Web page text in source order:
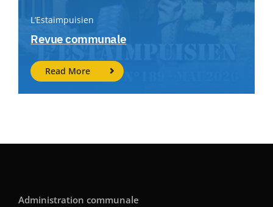
L’Estaimpuisien
Revue communale
Read More
Administration communale